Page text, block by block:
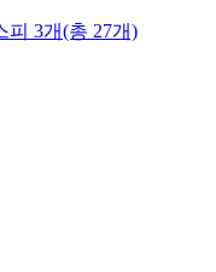
피 3개(총 27개)